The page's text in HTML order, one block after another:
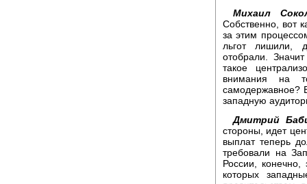
Михаил
Собственно, вот
за этим
льгот лишили,
отобрали.
такое
внимания на
самодержавное?
западную
Дмитрий
стороны, идет
выплат теперь
требовали на
России,
которых